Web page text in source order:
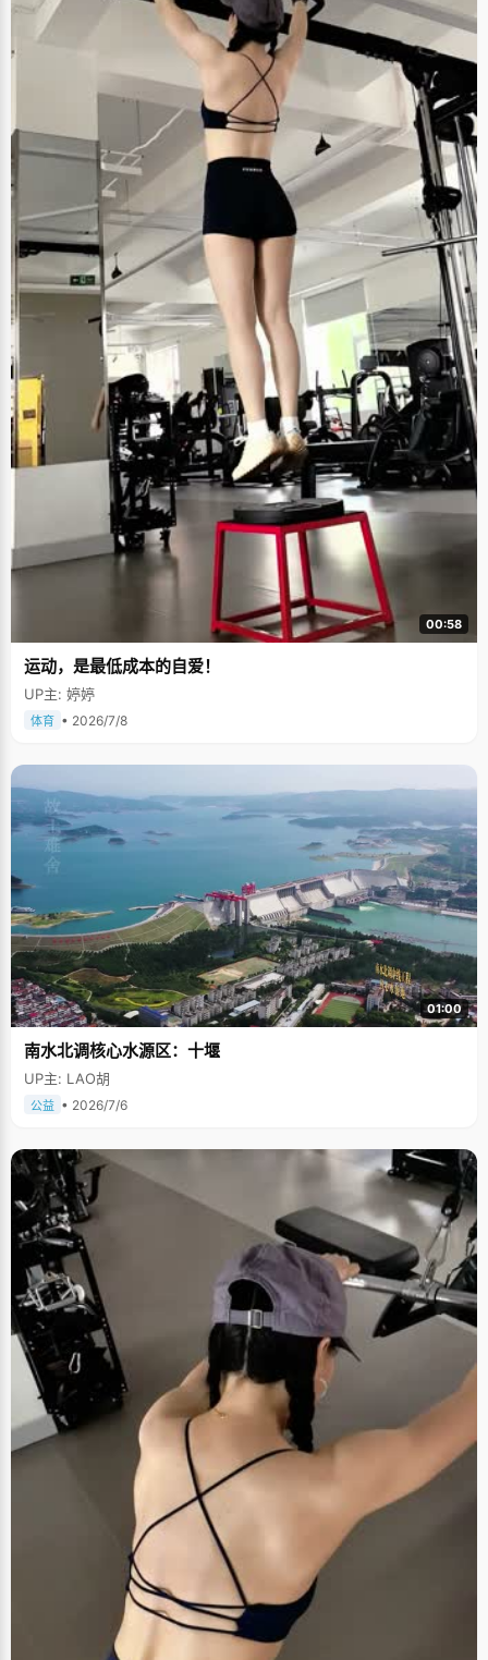
00:58
运动，是最低成本的自爱！
UP主: 婷婷
体育 • 2026/7/8
01:00
南水北调核心水源区：十堰
UP主: LAO胡
公益 • 2026/7/6